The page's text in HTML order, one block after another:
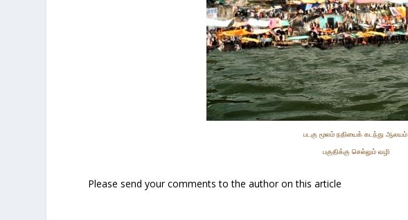
படகு மூலம் நதியைக் கடந்து ஆலயம்
பகுதிக்கு செல்லும் வழி
Please send your comments to the author on this article